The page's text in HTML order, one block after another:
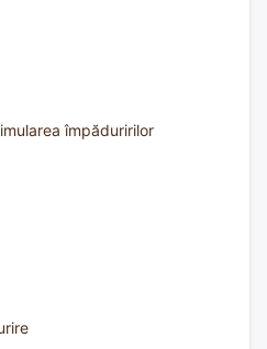
împăduririlor